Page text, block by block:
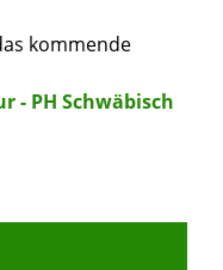
kommende
- PH Schwäbisch